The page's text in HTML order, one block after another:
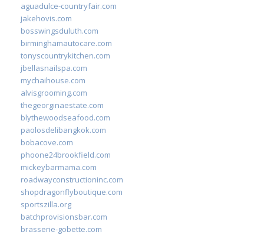
aguadulce-countryfair.com
jakehovis.com
bosswingsduluth.com
birminghamautocare.com
tonyscountrykitchen.com
jbellasnailspa.com
mychaihouse.com
alvisgrooming.com
thegeorginaestate.com
blythewoodseafood.com
paolosdelibangkok.com
bobacove.com
phoone24brookfield.com
mickeybarmama.com
roadwayconstructioninc.com
shopdragonflyboutique.com
sportszilla.org
batchprovisionsbar.com
brasserie-gobette.com